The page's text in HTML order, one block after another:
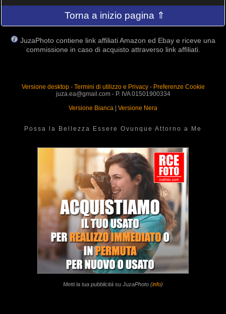
Torna a inizio pagina ⇑
JuzaPhoto contiene link affiliati Amazon ed Ebay e riceve una
commissione in caso di acquisto attraverso link affiliati.
Versione desktop- Termini di utilizzo e Privacy- Preferenze Cookie
juza.ea@gmail.com - P. IVA 01501900334
Versione Bianca
Versione Nera
Possa la Bellezza Essere Ovunque Attorno a Me
Metti la tua pubblicità su JuzaPhoto (info)